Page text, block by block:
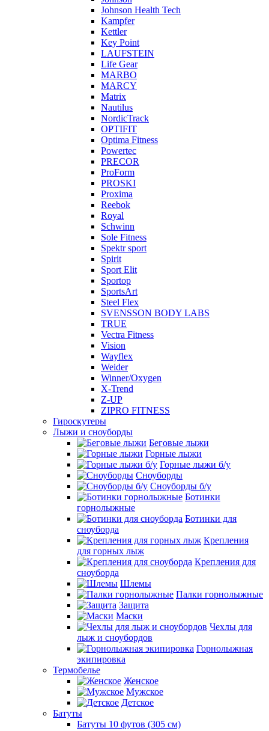
Johnson Health Tech
Kampfer
Kettler
Key Point
LAUFSTEIN
Life Gear
MARBO
MARCY
Matrix
Nautilus
NordicTrack
OPTIFIT
Optima Fitness
Powertec
PRECOR
ProForm
PROSKI
Proxima
Reebok
Royal
Schwinn
Sole Fitness
Spektr sport
Spirit
Sport Elit
Sportop
SportsArt
Steel Flex
SVENSSON BODY LABS
TRUE
Vectra Fitness
Vision
Wayflex
Weider
Winner/Oxygen
X-Trend
Z-UP
ZIPRO FITNESS
Гироскутеры
Лыжи и сноуборды
Беговые лыжи
Горные лыжи
Горные лыжи б/у
Сноуборды
Сноуборды б/у
Ботинки
горнолыжные
Ботинки для
сноуборда
Крепления
для горных лыж
Крепления для
сноуборда
Шлемы
Палки горнолыжные
Защита
Маски
Чехлы для
лыж и сноубордов
Горнолыжная
экипировка
Термобелье
Женское
Мужское
Детское
Батуты
Батуты 10 футов (305 см)